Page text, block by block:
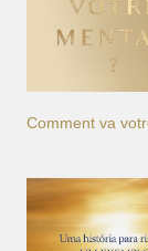
Comment va